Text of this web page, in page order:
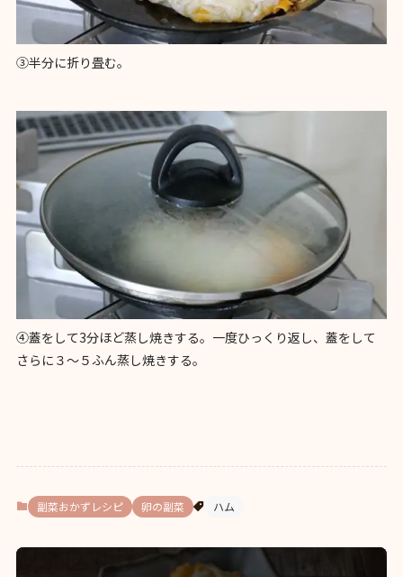
③半分に折り畳む。
④蓋をして3分ほど蒸し焼きする。一度ひっくり返し、蓋をして
さらに３〜５ふん蒸し焼きする。
副菜おかずレシピ 卵の副菜 ハム